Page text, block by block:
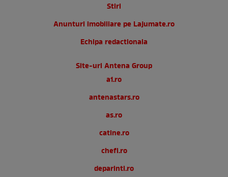
Stiri
Anunturi imobiliare pe Lajumate.ro
Echipa redactionala
Site-uri Antena Group
a1.ro
antenastars.ro
as.ro
catine.ro
chefi.ro
deparinti.ro